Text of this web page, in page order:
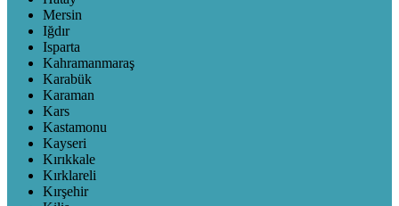
Mersin
Iğdır
Isparta
Kahramanmaraş
Karabük
Karaman
Kars
Kastamonu
Kayseri
Kırıkkale
Kırklareli
Kırşehir